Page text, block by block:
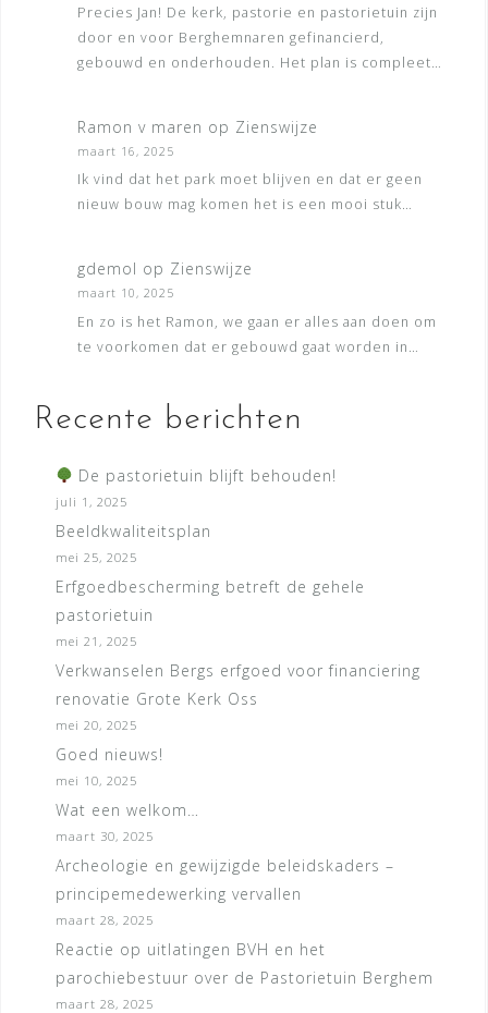
Precies Jan! De kerk, pastorie en pastorietuin zijn
door en voor Berghemnaren gefinancierd,
gebouwd en onderhouden. Het plan is compleet…
Ramon v maren op Zienswijze
maart 16, 2025
Ik vind dat het park moet blijven en dat er geen
nieuw bouw mag komen het is een mooi stuk…
gdemol op Zienswijze
maart 10, 2025
En zo is het Ramon, we gaan er alles aan doen om
te voorkomen dat er gebouwd gaat worden in…
Recente berichten
De pastorietuin blijft behouden!
juli 1, 2025
Beeldkwaliteitsplan
mei 25, 2025
Erfgoedbescherming betreft de gehele
pastorietuin
mei 21, 2025
Verkwanselen Bergs erfgoed voor financiering
renovatie Grote Kerk Oss
mei 20, 2025
Goed nieuws!
mei 10, 2025
Wat een welkom…
maart 30, 2025
Archeologie en gewijzigde beleidskaders –
principemedewerking vervallen
maart 28, 2025
Reactie op uitlatingen BVH en het
parochiebestuur over de Pastorietuin Berghem
maart 28, 2025